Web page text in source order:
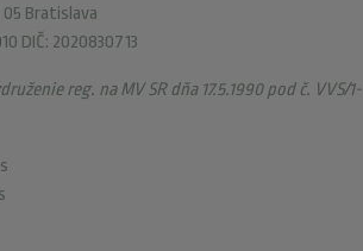
05 Bratislava
DIČ: 2020830713
reg. na MV SR dňa 17.5.1990 pod č. VVS/1-